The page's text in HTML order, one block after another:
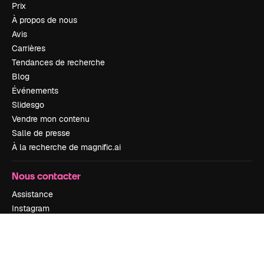
Prix
À propos de nous
Avis
Carrières
Tendances de recherche
Blog
Événements
Slidesgo
Vendre mon contenu
Salle de presse
À la recherche de magnific.ai
Nous contacter
Assistance
Instagram